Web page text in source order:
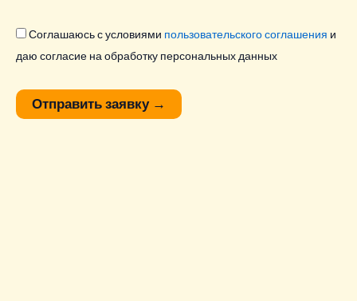
Соглашаюсь с условиями пользовательского соглашения и
даю согласие на обработку персональных данных
Отправить заявку →